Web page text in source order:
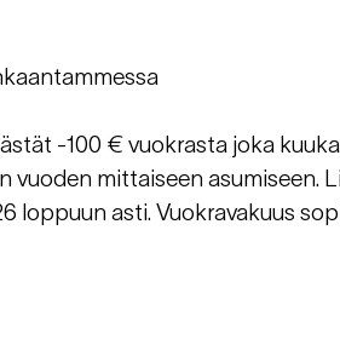
-100 € vuokrasta joka
vuoden mittaiseen asumiseen.
loppuun asti. Vuokravakuus